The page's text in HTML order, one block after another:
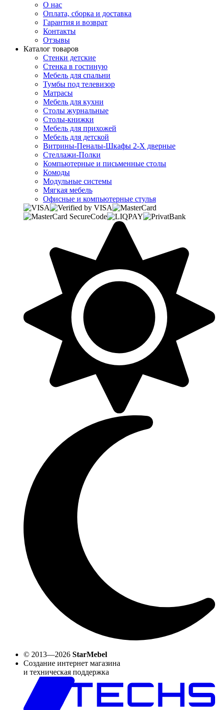
О нас
Оплата, сборка и доставка
Гарантия и возврат
Контакты
Отзывы
Каталог товаров
Стенки детские
Стенка в гостиную
Мебель для спальни
Тумбы под телевизор
Матрасы
Мебель для кухни
Столы журнальные
Столы-книжки
Мебель для прихожей
Мебель для детской
Витрины-Пеналы-Шкафы 2-Х дверные
Стеллажи-Полки
Компьютерные и письменные столы
Комоды
Модульные системы
Мягкая мебель
Офисные и компьютерные стулья
© 2013—2026 StarMebel
Создание интернет магазина
и техническая поддержка